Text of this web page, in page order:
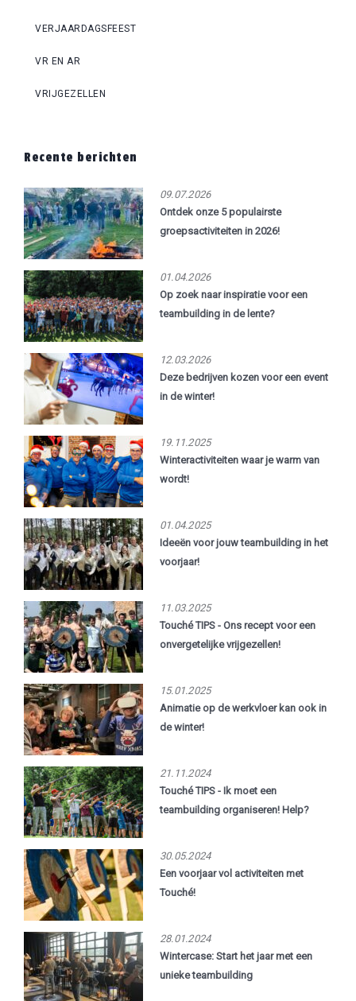
VERJAARDAGSFEEST
VR EN AR
VRIJGEZELLEN
Recente berichten
09.07.2026
Ontdek onze 5 populairste
groepsactiviteiten in 2026!
01.04.2026
Op zoek naar inspiratie voor een
teambuilding in de lente?
12.03.2026
Deze bedrijven kozen voor een event
in de winter!
19.11.2025
Winteractiviteiten waar je warm van
wordt!
01.04.2025
Ideeën voor jouw teambuilding in het
voorjaar!
11.03.2025
Touché TIPS - Ons recept voor een
onvergetelijke vrijgezellen!
15.01.2025
Animatie op de werkvloer kan ook in
de winter!
21.11.2024
Touché TIPS - Ik moet een
teambuilding organiseren! Help?
30.05.2024
Een voorjaar vol activiteiten met
Touché!
28.01.2024
Wintercase: Start het jaar met een
unieke teambuilding